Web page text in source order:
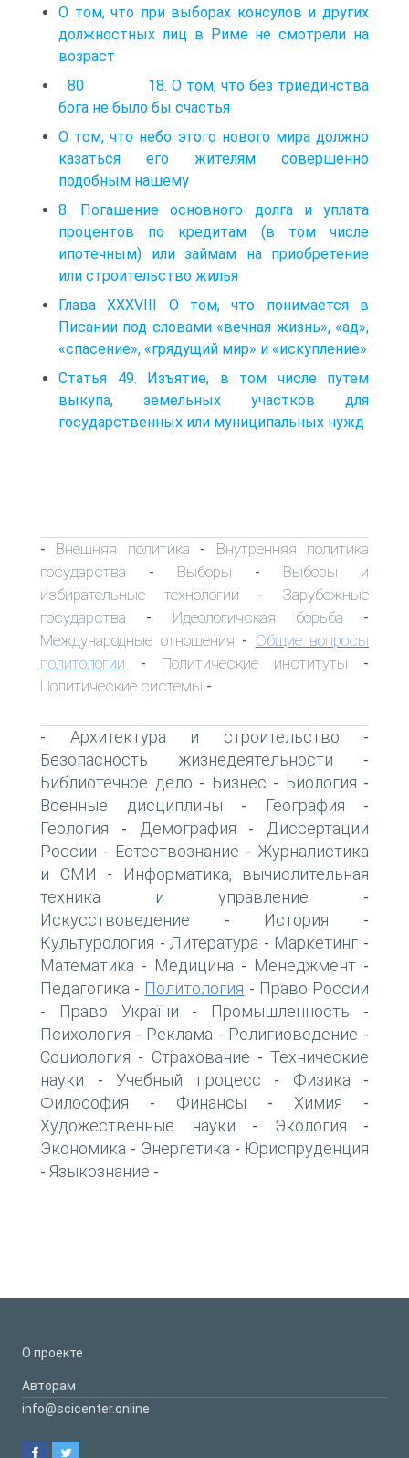
О том, что при выборах консулов и других
должностных лиц в Риме не смотрели на
возраст
80 18. О том, что без триединства
бога не было бы счастья
О том, что небо этого нового мира должно
казаться его жителям совершенно
подобным нашему
8. Погашение основного долга и уплата
процентов по кредитам (в том числе
ипотечным) или займам на приобретение
или строительство жилья
Глава XXXVIII О том, что понимается в
Писании под словами «вечная жизнь», «ад»,
«спасение», «грядущий мир» и «искупление»
Статья 49. Изъятие, в том числе путем
выкупа, земельных участков для
государственных или муниципальных нужд
- Внешняя политика - Внутренняя политика
государства - Выборы - Выборы и
избирательные технологии - Зарубежные
государства - Идеологичская борьба -
Международные отношения - Общие вопросы
политологии - Политические институты -
Политические системы -
- Архитектура и строительство -
Безопасность жизнедеятельности -
Библиотечное дело - Бизнес - Биология -
Военные дисциплины - География -
Геология - Демография -
Диссертации
России - Естествознание - Журналистика
и СМИ -
Информатика, вычислительная
техника и управление -
Искусствоведение - История -
Культурология - Литература - Маркетинг -
Математика - Медицина - Менеджмент -
Педагогика - Политология - Право России
- Право України - Промышленность -
Психология - Реклама - Религиоведение -
Социология - Страхование - Технические
науки - Учебный процесс - Физика -
Философия - Финансы - Химия -
Художественные науки - Экология -
Экономика - Энергетика - Юриспруденция
- Языкознание -
О проекте
Авторам
info@scicenter.online